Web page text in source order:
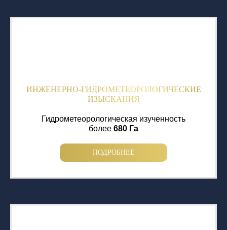
ИНЖЕНЕРНО-ГИДРОМЕТЕОРОЛОГИЧЕСКИЕ
ИЗЫСКАНИЯ
Гидрометеорологическая изученность
более 680 Га
ПОДРОБНЕЕ